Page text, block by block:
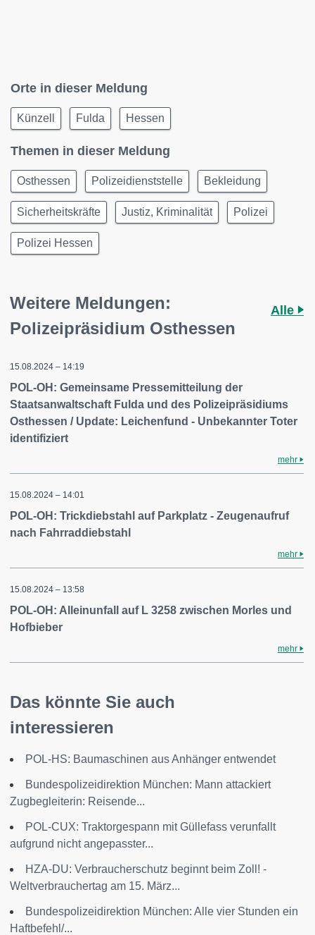
Orte in dieser Meldung
Künzell Fulda Hessen
Themen in dieser Meldung
Osthessen Polizeidienststelle Bekleidung
Sicherheitskräfte Justiz, Kriminalität Polizei
Polizei Hessen
Weitere Meldungen:
Polizeipräsidium Osthessen
Alle
15.08.2024 – 14:19
POL-OH: Gemeinsame Pressemitteilung der
Staatsanwaltschaft Fulda und des Polizeipräsidiums
Osthessen / Update: Leichenfund - Unbekannter Toter
identifiziert
mehr
15.08.2024 – 14:01
POL-OH: Trickdiebstahl auf Parkplatz - Zeugenaufruf
nach Fahrraddiebstahl
mehr
15.08.2024 – 13:58
POL-OH: Alleinunfall auf L 3258 zwischen Morles und
Hofbieber
mehr
Das könnte Sie auch
interessieren
POL-HS: Baumaschinen aus Anhänger entwendet
Bundespolizeidirektion München: Mann attackiert
Zugbegleiterin: Reisende...
POL-CUX: Traktorgespann mit Güllefass verunfallt
aufgrund nicht angepasster...
HZA-DU: Verbraucherschutz beginnt beim Zoll! -
Weltverbrauchertag am 15. März...
Bundespolizeidirektion München: Alle vier Stunden ein
Haftbefehl/...